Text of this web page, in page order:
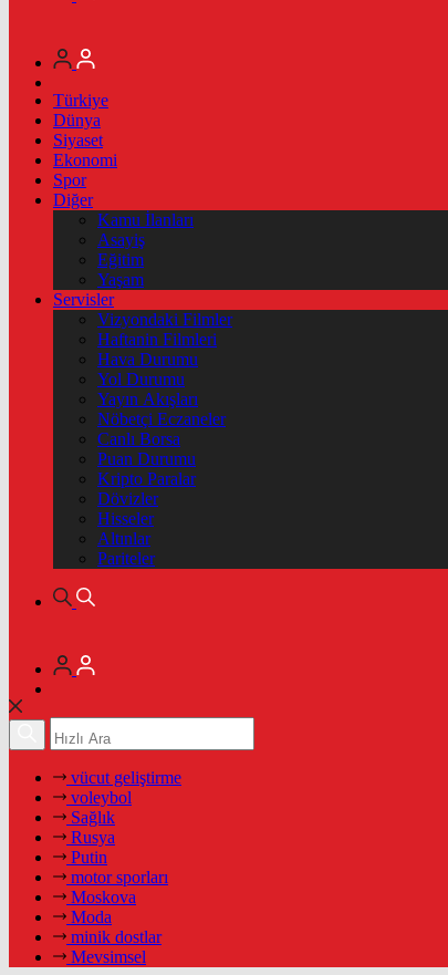
Türkiye
Dünya
Siyaset
Ekonomi
Spor
Diğer
Kamu İlanları
Asayiş
Eğitim
Yaşam
Servisler
Vizyondaki Filmler
Haftanin Filmleri
Hava Durumu
Yol Durumu
Yayın Akışları
Nöbetçi Eczaneler
Canlı Borsa
Puan Durumu
Kripto Paralar
Dövizler
Hisseler
Altınlar
Pariteler
vücut geliştirme
voleybol
Sağlık
Rusya
Putin
motor sporları
Moskova
Moda
minik dostlar
Mevsimsel